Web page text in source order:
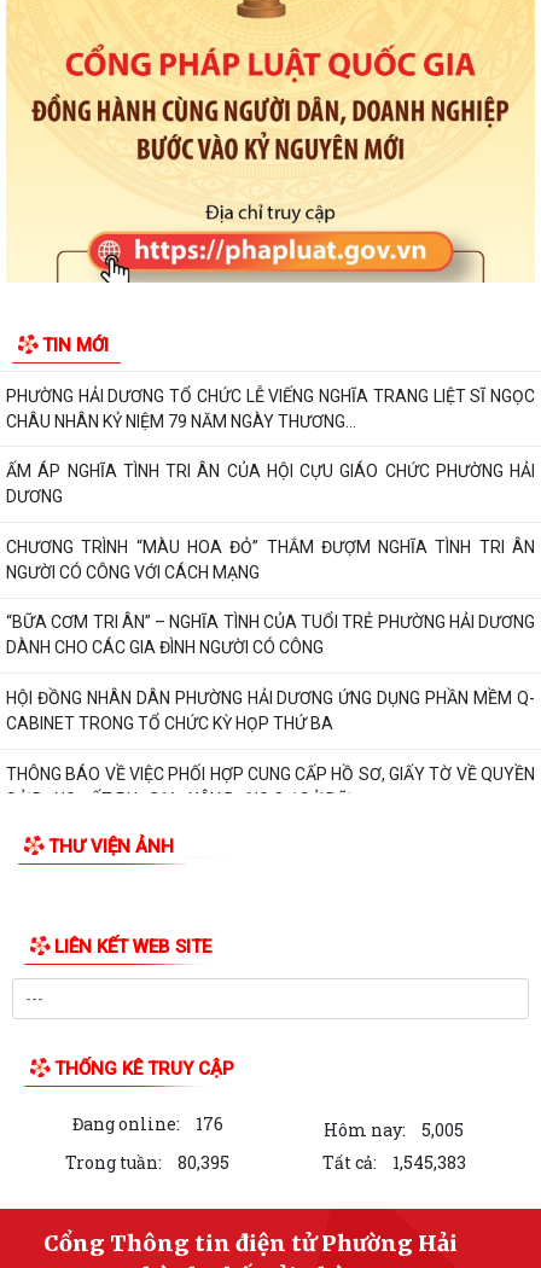
TIN MỚI
PHƯỜNG HẢI DƯƠNG THAM DỰ HỘI NGHỊ TRỰC TUYẾN NGHE BÁO
CÁO TIẾN ĐỘ THỰC HIỆN KẾ HOẠCH SỐ 150/KH-UBND
HẢI PHÒNG QUYẾT TÂM TẠO ĐỘT PHÁ TĂNG TRƯỞNG KINH TẾ, PHẤN
ĐẤU GRDP GIAI ĐOẠN 2026 - 2030 ĐẠT BÌNH...
HỘI LIÊN HIỆP PHỤ NỮ PHƯỜNG HẢI DƯƠNG TỔ CHỨC TUYÊN TRUYỀN
LUẬT AN TOÀN GIAO THÔNG, PHÒNG, CHỐNG...
PHƯỜNG HẢI DƯƠNG THAM DỰ HỘI NGHỊ TOÀN QUỐC NGHIÊN CỨU,
HỌC TẬP, QUÁN TRIỆT VÀ TRIỂN KHAI THỰC HIỆN...
ngày 27/7/2026 đến ngày 02/8/2026)
PHƯỜNG HẢI DƯƠNG TỔ CHỨC LỄ VIẾNG NGHĨA TRANG LIỆT SĨ NGỌC
CHÂU NHÂN KỶ NIỆM 79 NĂM NGÀY THƯƠNG...
ẤM ÁP NGHĨA TÌNH TRI ÂN CỦA HỘI CỰU GIÁO CHỨC PHƯỜNG HẢI
DƯƠNG
CHƯƠNG TRÌNH “MÀU HOA ĐỎ” THẮM ĐƯỢM NGHĨA TÌNH TRI ÂN
NGƯỜI CÓ CÔNG VỚI CÁCH MẠNG
“BỮA CƠM TRI ÂN” – NGHĨA TÌNH CỦA TUỔI TRẺ PHƯỜNG HẢI DƯƠNG
DÀNH CHO CÁC GIA ĐÌNH NGƯỜI CÓ CÔNG
HỘI ĐỒNG NHÂN DÂN PHƯỜNG HẢI DƯƠNG ỨNG DỤNG PHẦN MỀM Q-
CABINET TRONG TỔ CHỨC KỲ HỌP THỨ BA
THÔNG BÁO VỀ VIỆC PHỐI HỢP CUNG CẤP HỒ SƠ, GIẤY TỜ VỀ QUYỀN
SỬ DỤNG ĐẤT PHỤC VỤ XÂY DỰNG CƠ SỞ DỮ...
TĂNG CƯỜNG CÔNG TÁC TUYÊN TRUYỀN PHÒNG, CHỐNG TỘI PHẠM
Ngày Thương binh - Liệt sĩ
RA QUÂN TỔNG DỌN VỆ SINH NGHĨA TRANG LIỆT SĨ, ĐÀI TƯỞNG NIỆM
- LAN TỎA ĐẠO LÝ "UỐNG NƯỚC NHỚ NGUỒN”
CHỈ HUY TRƯỞNG BAN CHQS PHƯỜNG HẢI DƯƠNG ĐƯỢC CHỦ TỊCH
Ban Tuyên giáo và Dân vận Trung ương tổ chức Cuộc thi và Triển lãm
ảnh nghệ thuật cấp Quốc gia "Tự...
THÔNG BÁO Về việc niêm yết danh mục thủ tục hành chính được sửa
đổi, bổ sung và vàbị bãi bỏ lĩnh...
THƯ VIỆN ẢNH